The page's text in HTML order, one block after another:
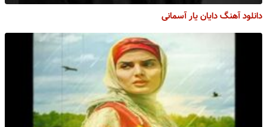
دانلود آهنگ دایان یار آسمانی